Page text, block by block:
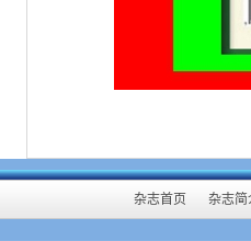
杂志首页 杂志简